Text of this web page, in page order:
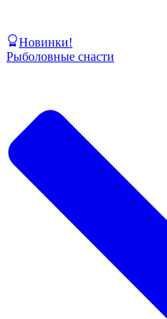
Новинки!
Рыболовные снасти